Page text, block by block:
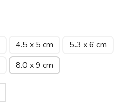
4.5 x 5 cm
5.3 x 6 cm
8.0 x 9 cm